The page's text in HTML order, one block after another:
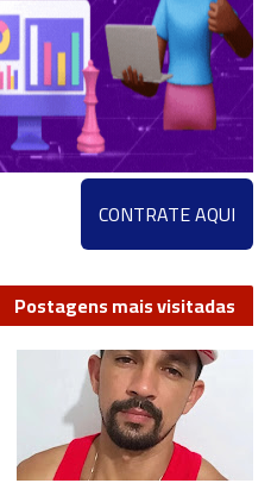
CONTRATE AQUI
Postagens mais visitadas